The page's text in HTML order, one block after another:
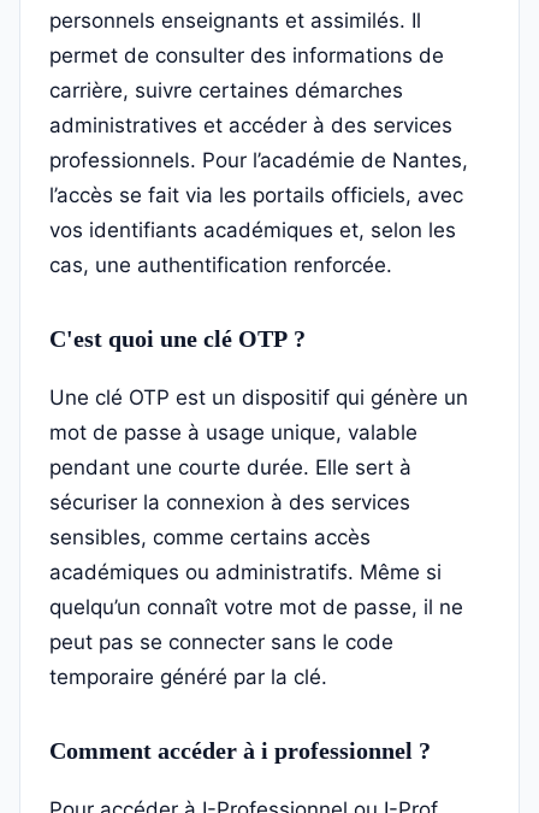
personnels enseignants et assimilés. Il
permet de consulter des informations de
carrière, suivre certaines démarches
administratives et accéder à des services
professionnels. Pour l’académie de Nantes,
l’accès se fait via les portails officiels, avec
vos identifiants académiques et, selon les
cas, une authentification renforcée.
C'est quoi une clé OTP ?
Une clé OTP est un dispositif qui génère un
mot de passe à usage unique, valable
pendant une courte durée. Elle sert à
sécuriser la connexion à des services
sensibles, comme certains accès
académiques ou administratifs. Même si
quelqu’un connaît votre mot de passe, il ne
peut pas se connecter sans le code
temporaire généré par la clé.
Comment accéder à i professionnel ?